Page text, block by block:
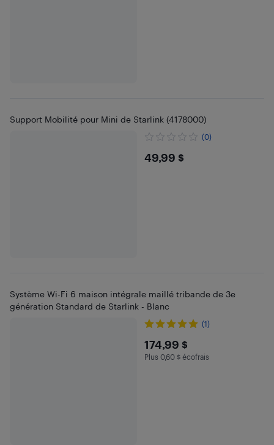
Support Mobilité pour Mini de Starlink (4178000)
(0)
$49.99
49,99 $
Système Wi-Fi 6 maison intégrale maillé tribande de 3e
génération Standard de Starlink - Blanc
(1)
$174.99
174,99 $
Plus 0.6 $ en écofrais
Plus 0,60 $ écofrais